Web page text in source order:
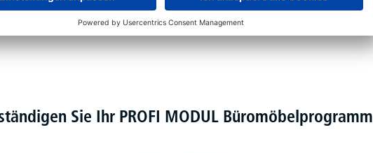
Sie Ihr PROFI MODUL Büromöbelprogramm